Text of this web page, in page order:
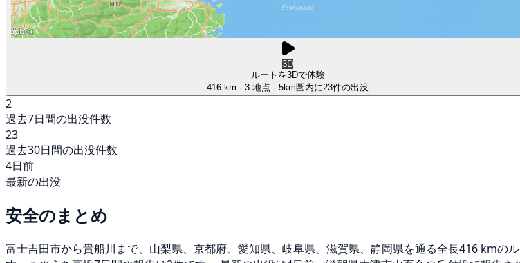
3D
ルートを3Dで体験
416 km · 3 地点 · 5km圏内に23件の出没
2
過去7日間の出没件数
23
過去30日間の出没件数
4日前
最新の出没
安全のまとめ
富士吉田市から貴船川まで、山梨県、京都府、愛知県、岐阜県、滋賀県、静岡県を通る全長416 kmの